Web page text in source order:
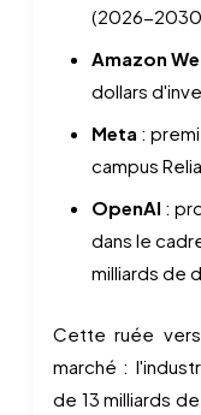
(2026-
Amazon
dollars
Meta :
campus
OpenAI :
dans le
milliards de
Cette ruée
marché :
de 13 milliards